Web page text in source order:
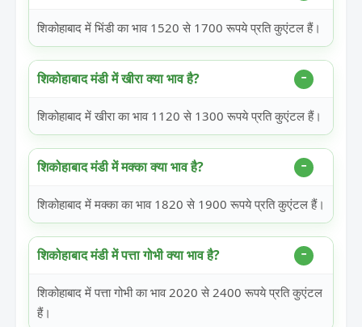
शिकोहाबाद में भिंडी का भाव 1520 से 1700 रूपये प्रति कुएंटल हैं।
शिकोहाबाद मंडी में खीरा क्या भाव है?
शिकोहाबाद में खीरा का भाव 1120 से 1300 रूपये प्रति कुएंटल हैं।
शिकोहाबाद मंडी में मक्का क्या भाव है?
शिकोहाबाद में मक्का का भाव 1820 से 1900 रूपये प्रति कुएंटल हैं।
शिकोहाबाद मंडी में पत्ता गोभी क्या भाव है?
शिकोहाबाद में पत्ता गोभी का भाव 2020 से 2400 रूपये प्रति कुएंटल
हैं।